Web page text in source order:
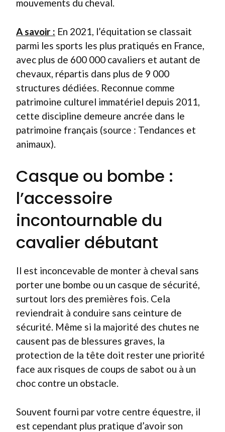
mouvements du cheval.
A savoir : En 2021, l’équitation se classait
parmi les sports les plus pratiqués en France,
avec plus de 600 000 cavaliers et autant de
chevaux, répartis dans plus de 9 000
structures dédiées. Reconnue comme
patrimoine culturel immatériel depuis 2011,
cette discipline demeure ancrée dans le
patrimoine français (source : Tendances et
animaux).
Casque ou bombe :
l’accessoire
incontournable du
cavalier débutant
Il est inconcevable de monter à cheval sans
porter une bombe ou un casque de sécurité,
surtout lors des premières fois. Cela
reviendrait à conduire sans ceinture de
sécurité. Même si la majorité des chutes ne
causent pas de blessures graves, la
protection de la tête doit rester une priorité
face aux risques de coups de sabot ou à un
choc contre un obstacle.
Souvent fourni par votre centre équestre, il
est cependant plus pratique d’avoir son